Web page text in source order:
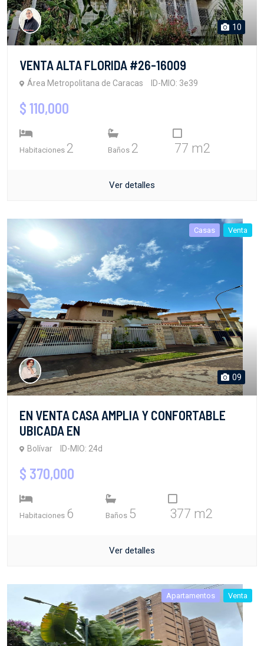
10
VENTA ALTA FLORIDA #26-16009
Área Metropolitana de Caracas ID-MIO: 3e39
$ 110,000
Habitaciones 2 Baños 2 77 m2
Ver detalles
Casas Venta
09
EN VENTA CASA AMPLIA Y CONFORTABLE
UBICADA EN
Bolívar ID-MIO: 24d
$ 370,000
Habitaciones 6 Baños 5 377 m2
Ver detalles
Apartamentos Venta